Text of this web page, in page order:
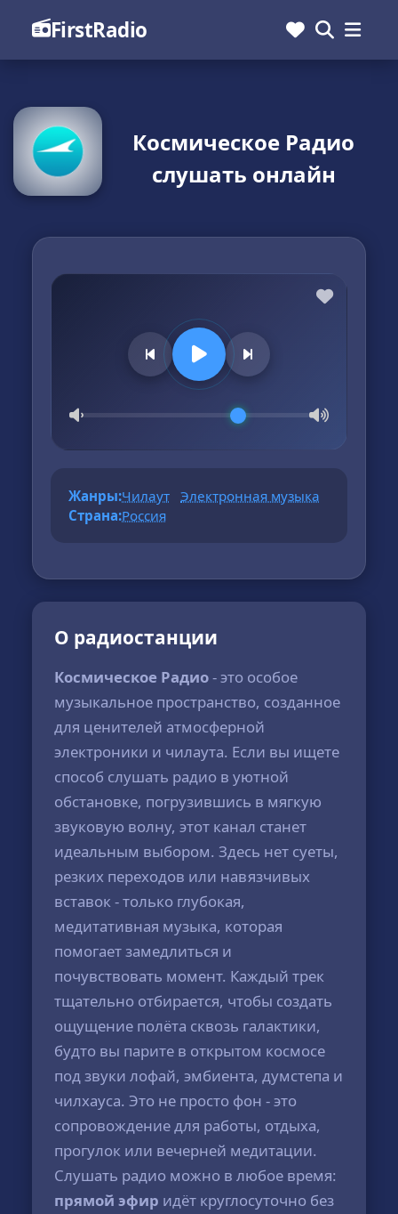
FirstRadio
Космическое Радио
слушать онлайн
Жанры:Чилаут
Электронная музыка
Страна:Россия
О радиостанции
Космическое Радио- это особое
музыкальное пространство, созданное
для ценителей атмосферной
электроники и чилаута. Если вы ищете
способ слушать радио в уютной
обстановке, погрузившись в мягкую
звуковую волну, этот канал станет
идеальным выбором. Здесь нет суеты,
резких переходов или навязчивых
вставок - только глубокая,
медитативная музыка, которая
помогает замедлиться и
почувствовать момент. Каждый трек
тщательно отбирается, чтобы создать
ощущение полёта сквозь галактики,
будто вы парите в открытом космосе
под звуки лофай, эмбиента, думстепа и
чилхауса. Это не просто фон - это
сопровождение для работы, отдыха,
прогулок или вечерней медитации.
Слушать радио можно в любое время:
прямой эфир идёт круглосуточно без